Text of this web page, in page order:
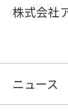
株式会
ニュース